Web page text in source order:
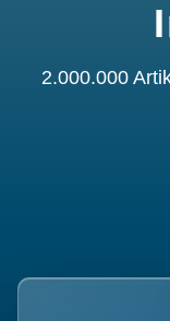
2.000.000